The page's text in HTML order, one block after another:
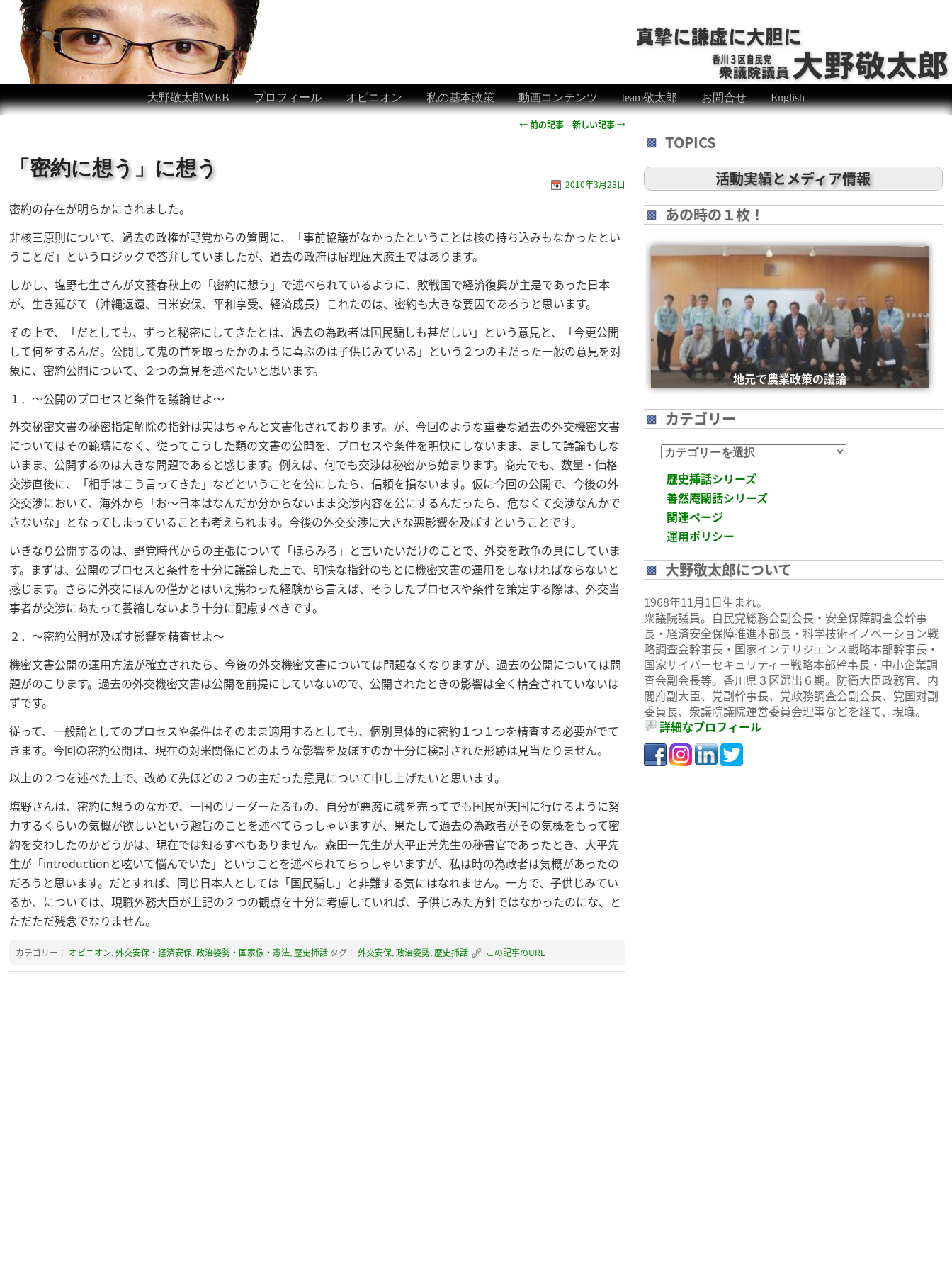
大野敬太郎WEB プロフィール オピニオン 私の基本政策 動画コンテンツ team敬太郎 お問合せ English
←前の記事 新しい記事→
「密約に想う」に想う
2010年3月28日
密約の存在が明らかにされました。
非核三原則について、過去の政権が野党からの質問に、「事前協議がなかったということは核の持ち込みもなかったとい
うことだ」というロジックで答弁していましたが、過去の政府は屁理屈大魔王ではあります。
しかし、塩野七生さんが文藝春秋上の「密約に想う」で述べられているように、敗戦国で経済復興が主是であった日本
が、生き延びて（沖縄返還、日米安保、平和享受、経済成長）これたのは、密約も大きな要因であろうと思います。
その上で、「だとしても、ずっと秘密にしてきたとは、過去の為政者は国民騙しも甚だしい」という意見と、「今更公開
して何をするんだ。公開して鬼の首を取ったかのように喜ぶのは子供じみている」という２つの主だった一般の意見を対
象に、密約公開について、２つの意見を述べたいと思います。
１．～公開のプロセスと条件を議論せよ～
外交秘密文書の秘密指定解除の指針は実はちゃんと文書化されております。が、今回のような重要な過去の外交機密文書
についてはその範疇になく、従ってこうした類の文書の公開を、プロセスや条件を明快にしないまま、まして議論もしな
いまま、公開するのは大きな問題であると感じます。例えば、何でも交渉は秘密から始まります。商売でも、数量・価格
交渉直後に、「相手はこう言ってきた」などということを公にしたら、信頼を損ないます。仮に今回の公開で、今後の外
交交渉において、海外から「お～日本はなんだか分からないまま交渉内容を公にするんだったら、危なくて交渉なんかで
きないな」となってしまっていることも考えられます。今後の外交交渉に大きな悪影響を及ぼすということです。
いきなり公開するのは、野党時代からの主張について「ほらみろ」と言いたいだけのことで、外交を政争の具にしていま
す。まずは、公開のプロセスと条件を十分に議論した上で、明快な指針のもとに機密文書の運用をしなければならないと
感じます。さらに外交にほんの僅かとはいえ携わった経験から言えば、そうしたプロセスや条件を策定する際は、外交当
事者が交渉にあたって萎縮しないよう十分に配慮すべきです。
２．～密約公開が及ぼす影響を精査せよ～
機密文書公開の運用方法が確立されたら、今後の外交機密文書については問題なくなりますが、過去の公開については問
題がのこります。過去の外交機密文書は公開を前提にしていないので、公開されたときの影響は全く精査されていないは
ずです。
従って、一般論としてのプロセスや条件はそのまま適用するとしても、個別具体的に密約１つ１つを精査する必要がでて
きます。今回の密約公開は、現在の対米関係にどのような影響を及ぼすのか十分に検討された形跡は見当たりません。
以上の２つを述べた上で、改めて先ほどの２つの主だった意見について申し上げたいと思います。
塩野さんは、密約に想うのなかで、一国のリーダーたるもの、自分が悪魔に魂を売ってでも国民が天国に行けるように努
力するくらいの気概が欲しいという趣旨のことを述べてらっしゃいますが、果たして過去の為政者がその気概をもって密
約を交わしたのかどうかは、現在では知るすべもありません。森田一先生が大平正芳先生の秘書官であったとき、大平先
生が「introductionと呟いて悩んでいた」ということを述べられてらっしゃいますが、私は時の為政者は気概があったの
だろうと思います。だとすれば、同じ日本人としては「国民騙し」と非難する気にはなれません。一方で、子供じみてい
るか、については、現職外務大臣が上記の２つの観点を十分に考慮していれば、子供じみた方針ではなかったのにな、と
ただただ残念でなりません。
カテゴリー： オピニオン,外交安保・経済安保,政治姿勢・国家像・憲法, 歴史挿話 タグ：外交安保,政治姿勢, 歴史挿話 この記事のURL
TOPICS
活動実績とメディア情報
あの時の１枚！
安倍総理米国議会演説後の一コマ
地元で農業政策の議論
カテゴリー
カ
テ
ゴ
リ
ー
歴史挿話シリーズ
善然庵閑話シリーズ
関連ページ
運用ポリシー
大野敬太郎について
1968年11月1日生まれ。
衆議院議員。自民党総務会副会長・安全保障調査会幹事
長・経済安全保障推進本部長・科学技術イノベーション戦
略調査会幹事長・国家インテリジェンス戦略本部幹事長・
国家サイバーセキュリティー戦略本部幹事長・中小企業調
査会副会長等。香川県３区選出６期。防衛大臣政務官、内
閣府副大臣、党副幹事長、党政務調査会副会長、党国対副
委員長、衆議院議院運営委員会理事などを経て、現職。
詳細なプロフィール